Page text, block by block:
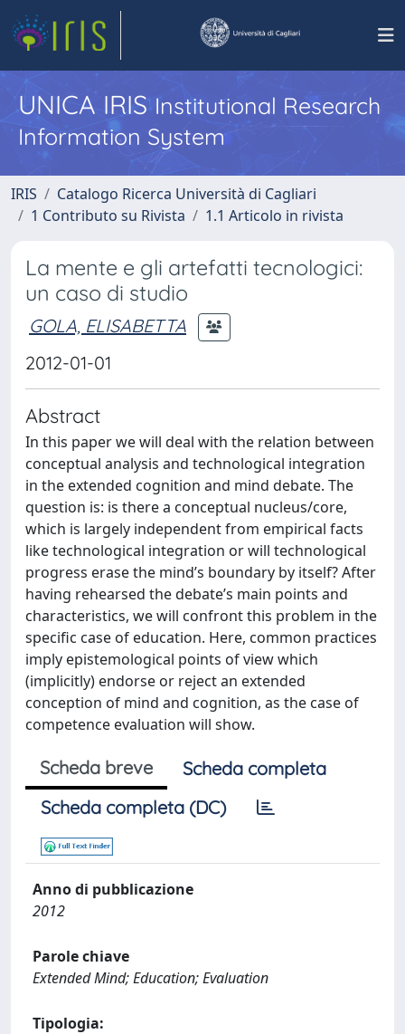
UNICA IRISInstitutional Research
Information System
IRIS
Catalogo Ricerca Università di Cagliari
1 Contributo su Rivista
1.1 Articolo in rivista
La mente e gli artefatti tecnologici:
un caso di studio
GOLA, ELISABETTA
2012-01-01
Abstract
In this paper we will deal with the relation between
conceptual analysis and technological integration
in the extended cognition and mind debate. The
question is: is there a conceptual nucleus/core,
which is largely independent from empirical facts
like technological integration or will technological
progress erase the mind’s boundary by itself? After
having rehearsed the debate’s main points and
characteristics, we will confront this problem in the
specific case of education. Here, common practices
imply epistemological points of view which
(implicitly) endorse or reject an extended
conception of mind and cognition, as the case of
competence evaluation will show.
Scheda breve
Scheda completa
Scheda completa (DC)
Anno di pubblicazione
2012
Parole chiave
Extended Mind; Education; Evaluation
Tipologia: